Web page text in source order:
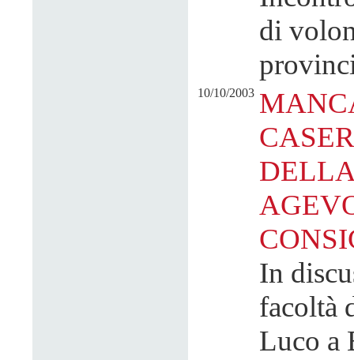
di
10/10/2003
In
facoltà
Luco a